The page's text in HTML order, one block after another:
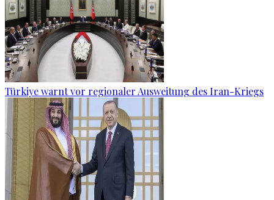
Türkiye warnt vor regionaler Ausweitung des Iran-Kriegs